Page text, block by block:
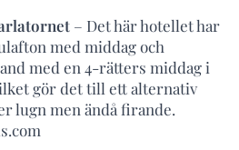
– Det här hotellet har
med middag och
med en 4-rätters middag i
gör det till ett alternativ
lugn men ändå firande.